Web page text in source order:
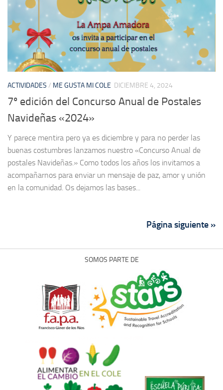
ACTIVIDADES / ME GUSTA MI COLE DICIEMBRE 4, 2024
7º edición del Concurso Anual de Postales
Navideñas «2024»
Y parece mentira pero ya es diciembre y para no perder las
buenas costumbres lanzamos nuestro «Concurso Anual de
postales Navideñas.» Como todos los años los invitamos a
acompañarnos para enviar un mensaje de paz, amor y unión
en la comunidad. Os dejamos las bases...
Página siguiente »
SOMOS PARTE DE